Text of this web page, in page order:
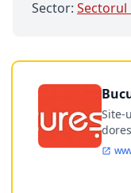
Sector: Sectorul
Site-